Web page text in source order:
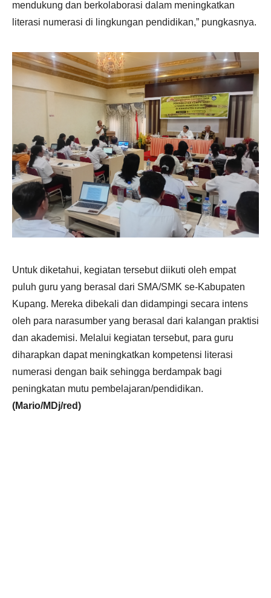
mendukung dan berkolaborasi dalam meningkatkan
literasi numerasi di lingkungan pendidikan,” pungkasnya.
Untuk diketahui, kegiatan tersebut diikuti oleh empat
puluh guru yang berasal dari SMA/SMK se-Kabupaten
Kupang. Mereka dibekali dan didampingi secara intens
oleh para narasumber yang berasal dari kalangan praktisi
dan akademisi. Melalui kegiatan tersebut, para guru
diharapkan dapat meningkatkan kompetensi literasi
numerasi dengan baik sehingga berdampak bagi
peningkatan mutu pembelajaran/pendidikan.
(Mario/MDj/red)